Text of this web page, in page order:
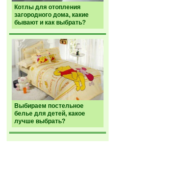
Котлы для отопления
загородного дома, какие
бывают и как выбрать?
Выбираем постельное
белье для детей, какое
лучше выбрать?